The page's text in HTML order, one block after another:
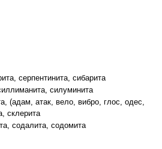
серпентинита, сибарита
силуминита
(адам, атак, вело, вибро, глос, одес,
склерита
содалита, содомита